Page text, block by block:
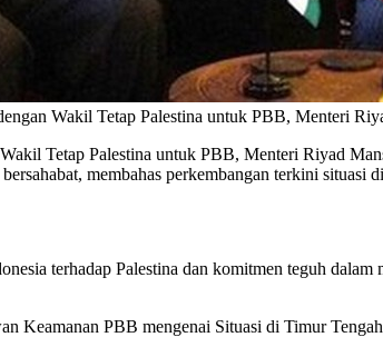
Wakil Tetap Palestina untuk PBB, Menteri
Tetap Palestina untuk PBB, Menteri Riyad
membahas perkembangan terkini situasi
terhadap Palestina dan komitmen teguh
Keamanan PBB mengenai Situasi di Timur